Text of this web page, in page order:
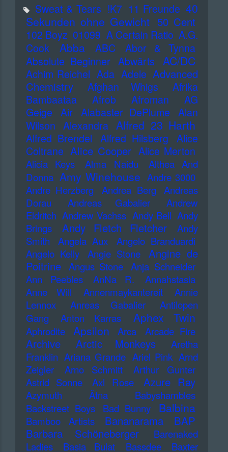
Sweat & Tears !K7 11 Freunde 40
Sekunden ohne Gewicht 50 Cent
102 Boyz 01099 A Certain Ratio A.G.
Cook
Abba ABC
Abor & Tynna
Absolute Beginner Abwärts AC/DC
Achim Reichel Ada Adele Advanced
Chemistry
Afghan Whigs
Afrika
Bambaataa
Afrob Afroman
AG
Geige
Air Alabaster DePlume
Alan
Wilson Alexandra Alfred 23 Harth
Alfred Brendel Alfred Hilsberg
Alice
Coltrane Alice Cooper Alice Merton
Alicia Keys Alma Naidu
Althea And
Donna Amy Winehouse Andre 3000
Andre Herzberg
Andrea Berg
Andreas
Dorau
Andreas Gabalier
Andrew
Eldritch Andrew Vachss Andy Bell Andy
Brings
Andy Fletch Fletcher
Andy
Smith
Angela Aux
Angelo Branduardi
Angelo Kelly
Angie Stone
Angine de
Poitrine Angus Stone Anja Schneider
Ann Peebles
AnNa R.
Annahstasia
Anne Will
Annenmaykantereit
Annie
Lennox
Anreas Gabalier
Antilopen
Gang
Anton Karras Aphex Twin
Aphrodite Apsilon Arca Arcade Fire
Archive Arctic Monkeys
Aretha
Franklin Ariana Grande Ariel Pink Arnd
Zeigler
Arno Schmitt
Arthur Gunter
Astrid Sonne
Axl Rose Azure Ray
Azymuth Ätna
Babyshambles
Backstreet Boys
Bad Bunny Balbina
Bamboo Artists Bananarama
BAP
Barbara Schöneberger
Barenaked
Ladies
Basia Bulat Bassdee
Baxter